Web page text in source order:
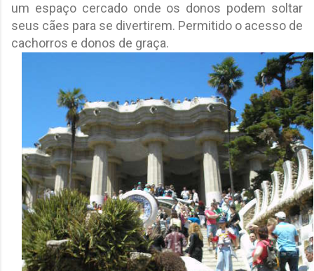
um espaço cercado onde os donos podem soltar
seus cães para se divertirem. Permitido o acesso de
cachorros e donos de graça.